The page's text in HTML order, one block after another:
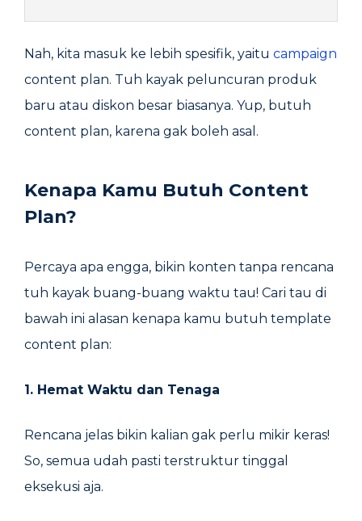
Nah, kita masuk ke lebih spesifik, yaitu campaign
content plan. Tuh kayak peluncuran produk
baru atau diskon besar biasanya. Yup, butuh
content plan, karena gak boleh asal.
Kenapa Kamu Butuh Content
Plan?
Percaya apa engga, bikin konten tanpa rencana
tuh kayak buang-buang waktu tau! Cari tau di
bawah ini alasan kenapa kamu butuh template
content plan:
1. Hemat Waktu dan Tenaga
Rencana jelas bikin kalian gak perlu mikir keras!
So, semua udah pasti terstruktur tinggal
eksekusi aja.